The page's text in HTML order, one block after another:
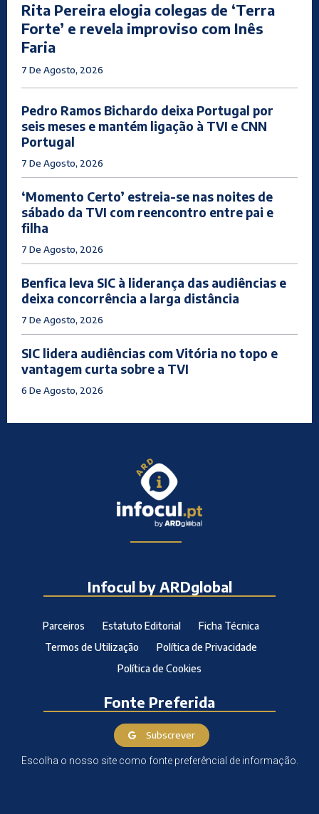
Rita Pereira elogia colegas de ‘Terra
Forte’ e revela improviso com Inês
Faria
7 De Agosto, 2026
Pedro Ramos Bichardo deixa Portugal por
seis meses e mantém ligação à TVI e CNN
Portugal
7 De Agosto, 2026
‘Momento Certo’ estreia-se nas noites de
sábado da TVI com reencontro entre pai e
filha
7 De Agosto, 2026
Benfica leva SIC à liderança das audiências e
deixa concorrência a larga distância
7 De Agosto, 2026
SIC lidera audiências com Vitória no topo e
vantagem curta sobre a TVI
6 De Agosto, 2026
Infocul by ARDglobal
Parceiros Estatuto Editorial
Ficha Técnica
Termos de Utilização
Política de Privacidade
Política de Cookies
Fonte Preferida
Subscrever
Escolha o nosso site como fonte preferêncial de informação.